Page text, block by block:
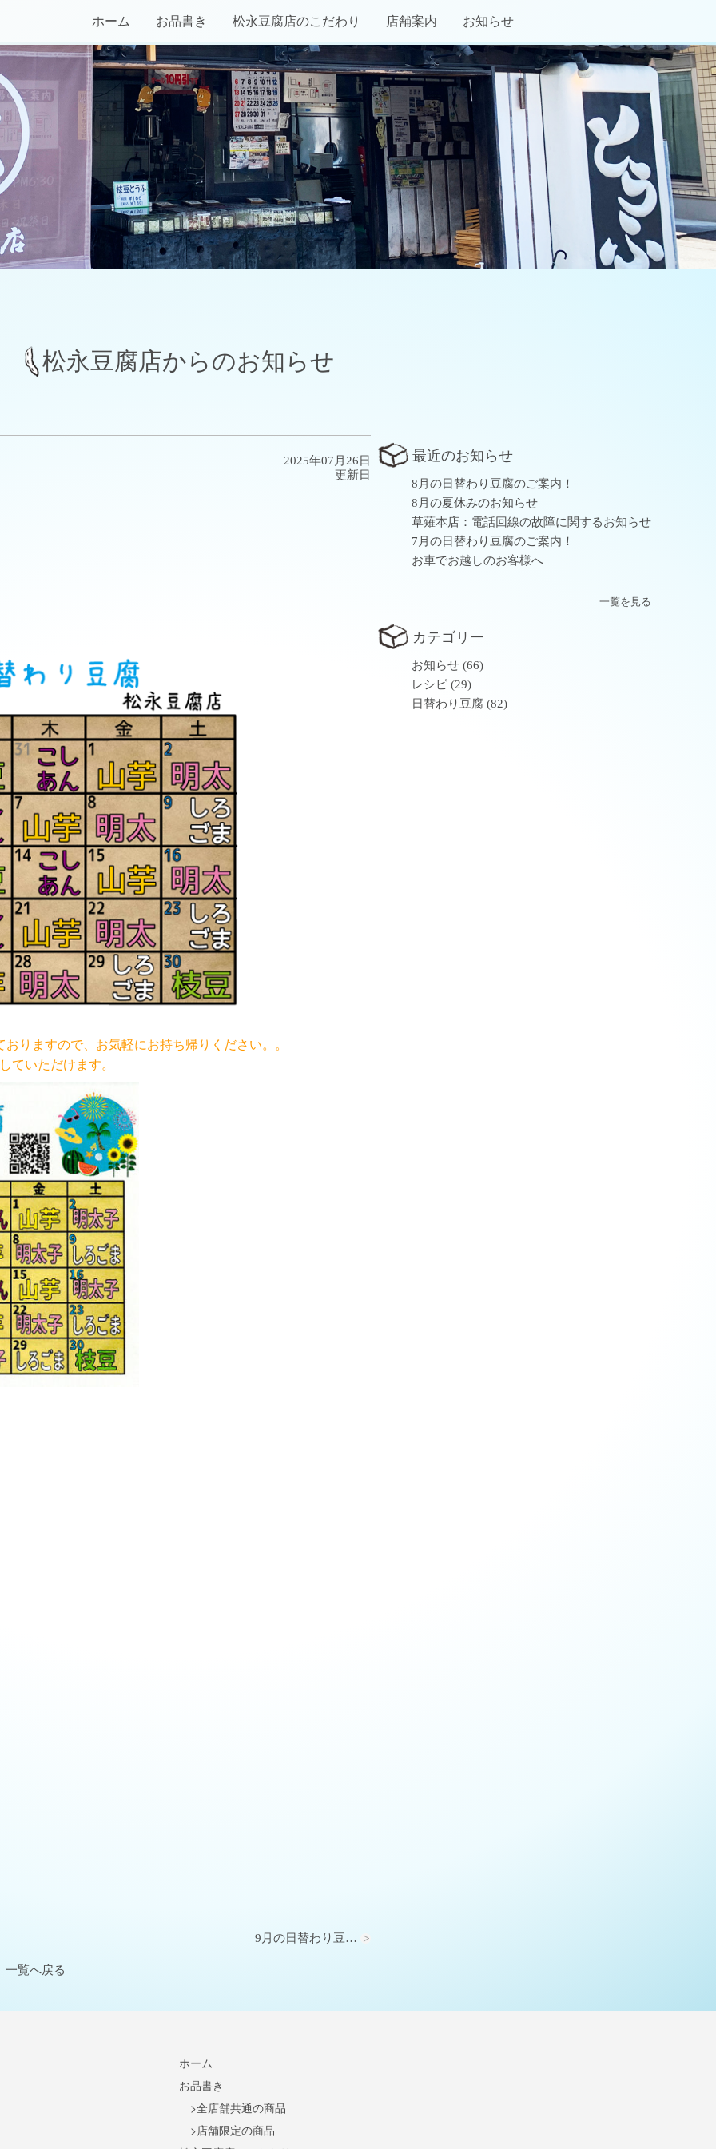
ホーム お品書き 松永豆腐店のこだわり 店舗案内 お知らせ
松永豆腐店からのお知らせ
2025年07月26日
更新日
りますので、お気軽にお持ち帰りください。。
ていただけます。
9月の日替わり豆…
一覧へ戻る
最近のお知らせ
8月の日替わり豆腐のご案内！
8月の夏休みのお知らせ
草薙本店：電話回線の故障に関するお知らせ
7月の日替わり豆腐のご案内！
お車でお越しのお客様へ
一覧を見る
カテゴリー
お知らせ (66)
レシピ (29)
日替わり豆腐 (82)
ホーム
お品書き
全店舗共通の商品
店舗限定の商品